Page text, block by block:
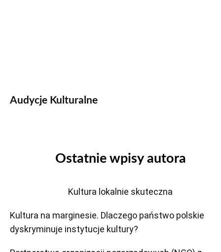
Audycje Kulturalne
Ostatnie wpisy autora
Kultura lokalnie skuteczna
Kultura na marginesie. Dlaczego państwo polskie
dyskryminuje instytucje kultury?